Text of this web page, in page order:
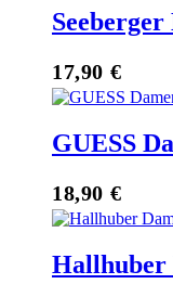
17,90 €
GUESS
18,90 €
Hallhuber